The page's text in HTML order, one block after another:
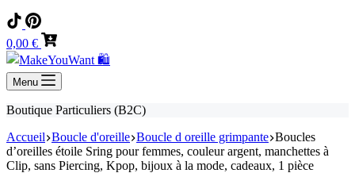
Panier
d’achat
0,00 €
Menu
Boutique Particuliers (B2C)
Accueil Boucle d'oreille Boucle d oreille grimpante Boucles
d’oreilles étoile Sring pour femmes, couleur argent, manchettes à
Clip, sans Piercing, Kpop, bijoux à la mode, cadeaux, 1 pièce